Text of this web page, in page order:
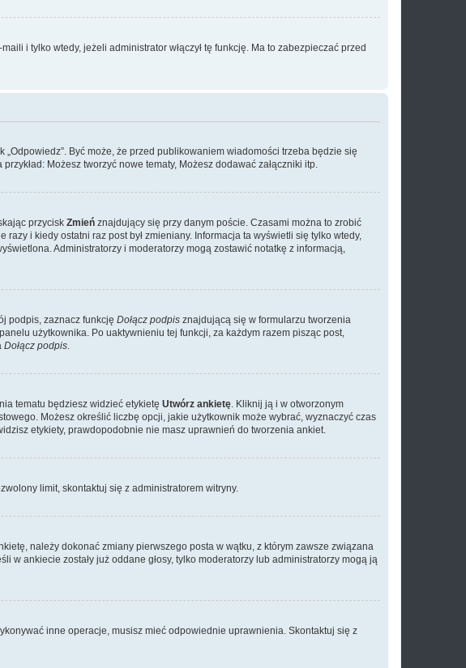
i tylko wtedy, jeżeli administrator włączył tę funkcję. Ma to zabezpieczać przed
Być może, że przed publikowaniem wiadomości trzeba będzie się
Możesz tworzyć nowe tematy, Możesz dodawać załączniki itp.
przycisk Zmień znajdujący się przy danym poście. Czasami można to zrobić
i kiedy ostatni raz post był zmieniany. Informacja ta wyświetli się tylko wtedy,
Administratorzy i moderatorzy mogą zostawić notatkę z informacją,
podpis, zaznacz funkcję Dołącz podpis znajdującą się w formularzu tworzenia
użytkownika. Po uaktywnieniu tej funkcji, za każdym razem pisząc post,
Dołącz podpis.
tematu będziesz widzieć etykietę Utwórz ankietę. Kliknij ją i w otworzonym
Możesz określić liczbę opcji, jakie użytkownik może wybrać, wyznaczyć czas
etykiety, prawdopodobnie nie masz uprawnień do tworzenia ankiet.
limit, skontaktuj się z administratorem witryny.
należy dokonać zmiany pierwszego posta w wątku, z którym zawsze związana
w ankiecie zostały już oddane głosy, tylko moderatorzy lub administratorzy mogą ją
inne operacje, musisz mieć odpowiednie uprawnienia. Skontaktuj się z